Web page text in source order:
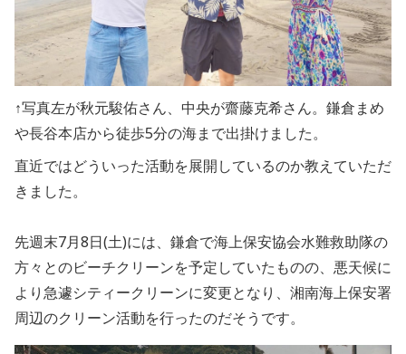
↑写真左が秋元駿佑さん、中央が齋藤克希さん。鎌倉まめ
や長谷本店から徒歩5分の海まで出掛けました。
直近ではどういった活動を展開しているのか教えていただ
きました。
先週末7月8日(土)には、鎌倉で海上保安協会水難救助隊の
方々とのビーチクリーンを予定していたものの、悪天候に
より急遽シティークリーンに変更となり、湘南海上保安署
周辺のクリーン活動を行ったのだそうです。